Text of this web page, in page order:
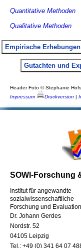
Quantitative Methoden
Qualitative Methoden
Empirische Erhebungen
Gutachten und
Header Foto © Stephanie
Impressum
Druckversion
SOWI-Forschung
Institut für angewandte
sozialwissenschaftliche
Forschung und Evaluation
Dr. Johann Gerdes
Nordstr. 52
04105 Leipzig
Tel.: +49 (0) 341 64 07